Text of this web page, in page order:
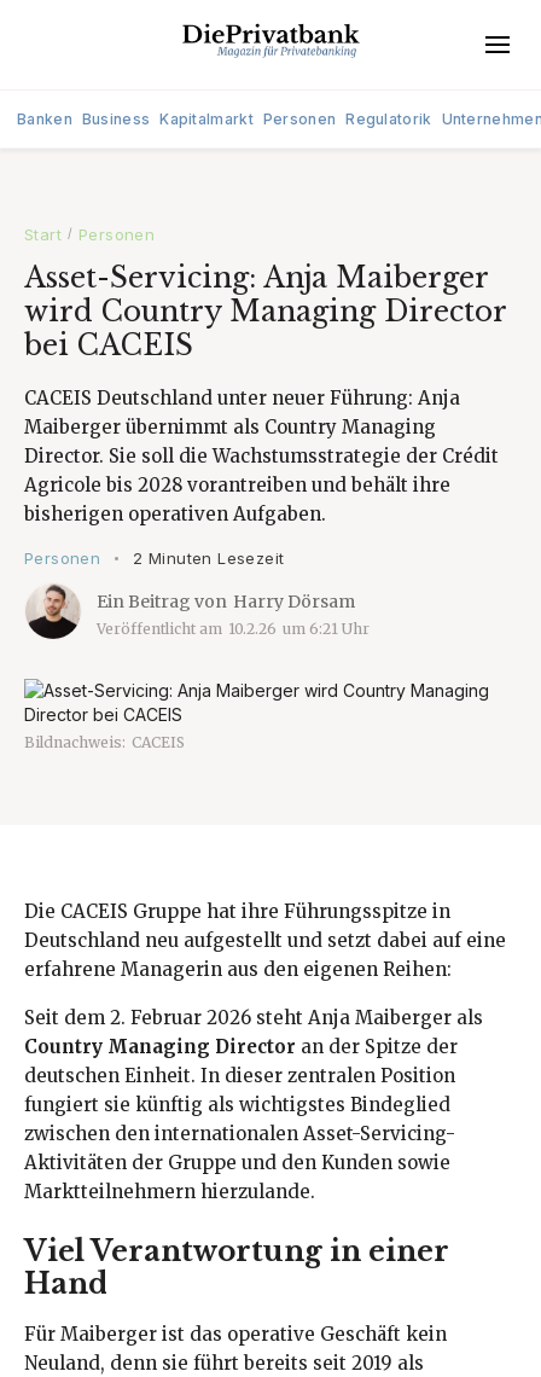
Banken Business Kapitalmarkt Personen Regulatorik
Start / Personen
Asset-Servicing: Anja Maiberger
wird Country Managing Director
bei CACEIS
CACEIS Deutschland unter neuer Führung: Anja
Maiberger übernimmt als Country Managing
Director. Sie soll die Wachstumsstrategie der Crédit
Agricole bis 2028 vorantreiben und behält ihre
bisherigen operativen Aufgaben.
Personen • 2 Minuten Lesezeit
Ein Beitrag von Harry Dörsam
Veröffentlicht am 10.2.26 um 6:21 Uhr
Bildnachweis: CACEIS
Die CACEIS Gruppe hat ihre Führungsspitze in
Deutschland neu aufgestellt und setzt dabei auf eine
erfahrene Managerin aus den eigenen Reihen:
Seit dem 2. Februar 2026 steht Anja Maiberger als
Country Managing Director an der Spitze der
deutschen Einheit. In dieser zentralen Position
fungiert sie künftig als wichtigstes Bindeglied
zwischen den internationalen Asset-Servicing-
Aktivitäten der Gruppe und den Kunden sowie
Marktteilnehmern hierzulande.
Viel Verantwortung in einer
Hand
Für Maiberger ist das operative Geschäft kein
Neuland, denn sie führt bereits seit 2019 als